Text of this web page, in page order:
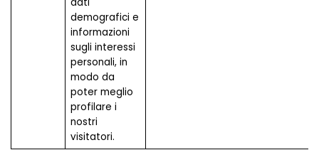
dati
demografici e
informazioni
sugli interessi
personali, in
modo da
poter meglio
profilare i
nostri
visitatori.